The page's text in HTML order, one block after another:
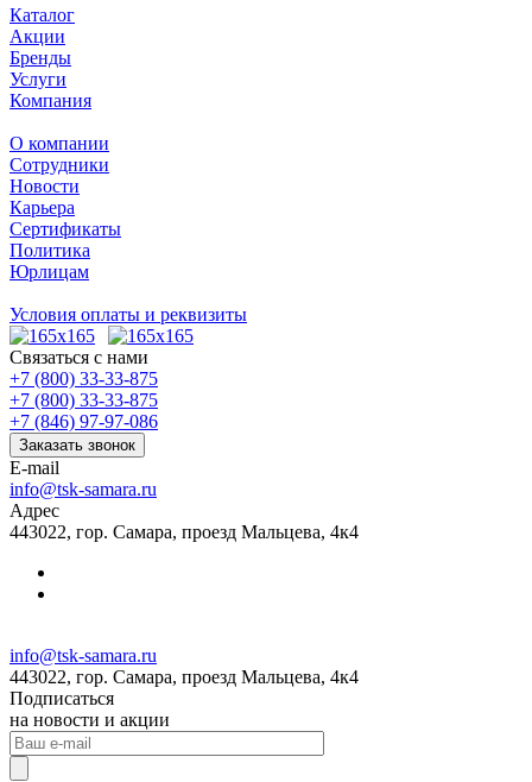
Каталог
Акции
Бренды
Услуги
Компания
О компании
Сотрудники
Новости
Карьера
Сертификаты
Политика
Юрлицам
Условия оплаты и реквизиты
Связаться с нами
+7 (800) 33-33-875
+7 (800) 33-33-875
+7 (846) 97-97-086
Заказать звонок
E-mail
info@tsk-samara.ru
Адрес
443022, гор. Самара, проезд Мальцева, 4к4
info@tsk-samara.ru
443022, гор. Самара, проезд Мальцева, 4к4
Подписаться
на новости и акции